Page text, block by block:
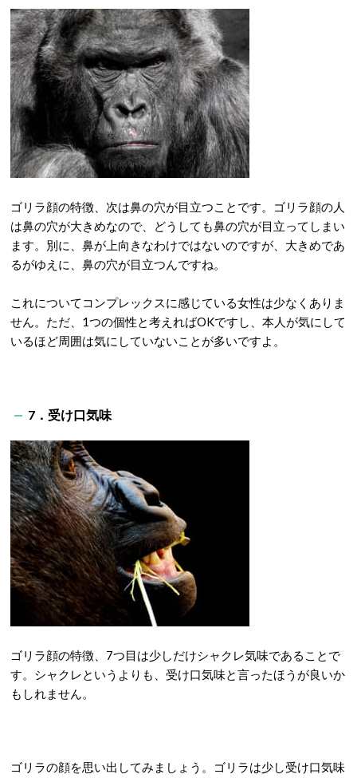
ゴリラ顔の特徴、次は鼻の穴が目立つことです。ゴリラ顔の人
は鼻の穴が大きめなので、どうしても鼻の穴が目立ってしまい
ます。別に、鼻が上向きなわけではないのですが、大きめであ
るがゆえに、鼻の穴が目立つんですね。
これについてコンプレックスに感じている女性は少なくありま
せん。ただ、1つの個性と考えればOKですし、本人が気にして
いるほど周囲は気にしていないことが多いですよ。
7．受け口気味
ゴリラ顔の特徴、7つ目は少しだけシャクレ気味であることで
す。シャクレというよりも、受け口気味と言ったほうが良いか
もしれません。
ゴリラの顔を思い出してみましょう。ゴリラは少し受け口気味